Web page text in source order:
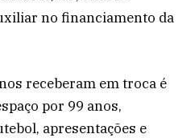
no financiamento da
receberam em troca é
por 99 anos,
apresentações e